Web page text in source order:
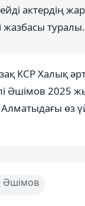
актердің
жазбасы
КСР Халық
Әшімов 2025
өз
Әшімов